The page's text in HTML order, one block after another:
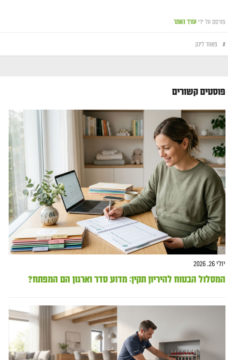
פורסם על ידי עורך האתר
# פאוור לינק
פוסטים קשורים
יולי 26, 2026
המסלול הבטוח להיריון תקין: מדוע סדר וארגון הם המפתח?